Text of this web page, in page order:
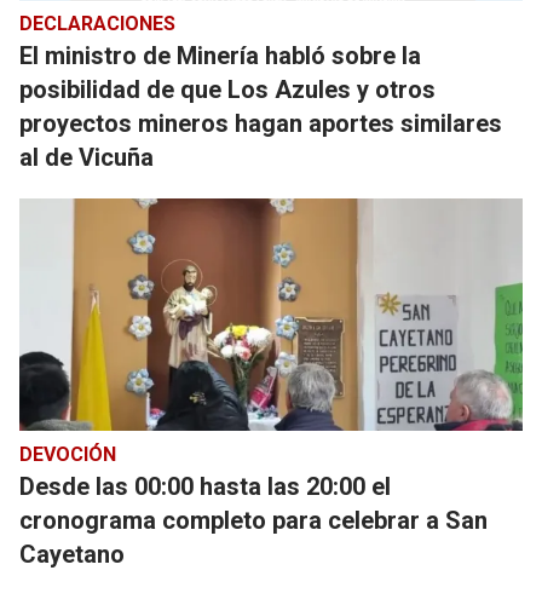
DECLARACIONES
El ministro de Minería habló sobre la
posibilidad de que Los Azules y otros
proyectos mineros hagan aportes similares
al de Vicuña
DEVOCIÓN
Desde las 00:00 hasta las 20:00 el
cronograma completo para celebrar a San
Cayetano